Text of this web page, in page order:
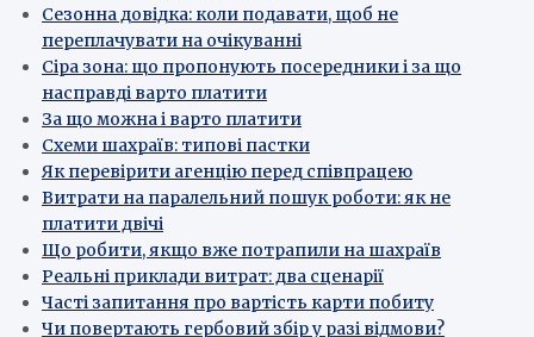
Сезонна довідка: коли подавати, щоб не
переплачувати на очікуванні
Сіра зона: що пропонують посередники і за що
насправді варто платити
За що можна і варто платити
Схеми шахраїв: типові пастки
Як перевірити агенцію перед співпрацею
Витрати на паралельний пошук роботи: як не
платити двічі
Що робити, якщо вже потрапили на шахраїв
Реальні приклади витрат: два сценарії
Часті запитання про вартість карти побиту
Чи повертають гербовий збір у разі відмови?